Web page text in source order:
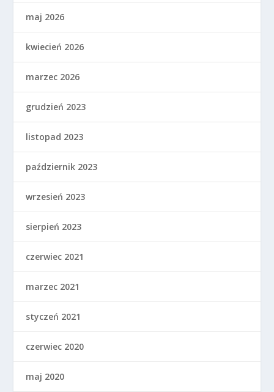
maj 2026
kwiecień 2026
marzec 2026
grudzień 2023
listopad 2023
październik 2023
wrzesień 2023
sierpień 2023
czerwiec 2021
marzec 2021
styczeń 2021
czerwiec 2020
maj 2020